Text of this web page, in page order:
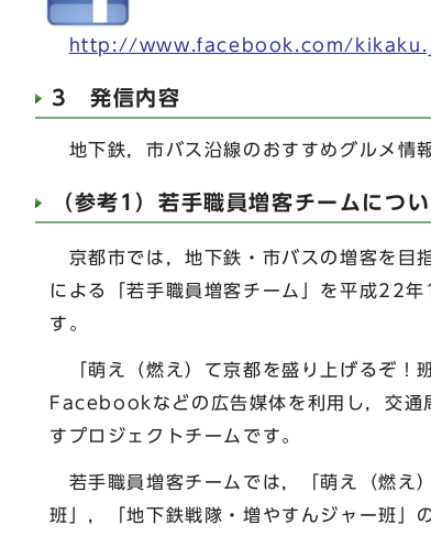
http://www.facebook.com/
3 発信内容
地下鉄，市バス沿線のおすすめグルメ情
（参考1）若手職員増客チームにつ
京都市では，地下鉄・市バスの増客を目
による「若手職員増客チーム」を平成22
す。
「萌え（燃え）て京都を盛り上げるぞ！
Facebookなどの広告媒体を利用し，交通
すプロジェクトチームです。
若手職員増客チームでは，「萌え（燃え
班」，「地下鉄戦隊・増やすんジャー班」